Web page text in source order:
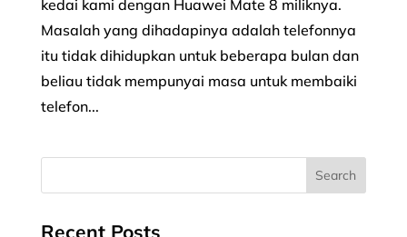
kedai kami dengan Huawei Mate 8 miliknya.
Masalah yang dihadapinya adalah telefonnya
itu tidak dihidupkan untuk beberapa bulan dan
beliau tidak mempunyai masa untuk membaiki
telefon...
Recent Posts